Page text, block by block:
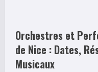
le
joyau
Orchestres et
de Nice : Dates,
Musicaux